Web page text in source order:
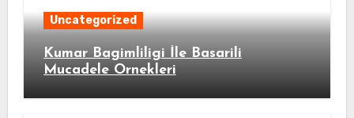
Uncategorized
Kumar Bagimliligi İle Basarili
Mucadele Ornekleri